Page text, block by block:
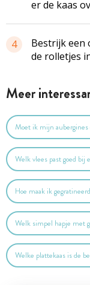
er de kaas
4
Bestrijk een
de rolletjes
Meer
Moet ik mijn aubergines
Welk vlees past goed bij
Hoe maak ik
Welk simpel hapje met
Welke plattekaas is de